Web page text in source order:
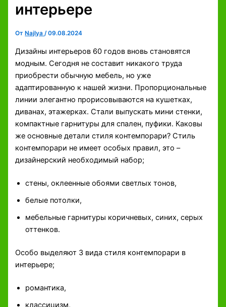
интерьере
От Najlya/09.08.2024
Дизайны интерьеров 60 годов вновь становятся
модным. Сегодня не составит никакого труда
приобрести обычную мебель, но уже
адаптированную к нашей жизни. Пропорциональные
линии элегантно прорисовываются на кушетках,
диванах, этажерках. Стали выпускать мини стенки,
компактные гарнитуры для спален, пуфики. Каковы
же основные детали стиля контемпорари? Стиль
контемпорари не имеет особых правил, это –
дизайнерский необходимый набор;
стены, оклеенные обоями светлых тонов,
белые потолки,
мебельные гарнитуры коричневых, синих, серых
оттенков.
Особо выделяют 3 вида стиля контемпорари в
интерьере;
романтика,
классицизм,